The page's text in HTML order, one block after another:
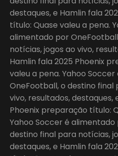
destaques, e Hamlin fala
título: Quase valeu a pena.
alimentado por
notícias, jogos ao vivo,
Hamlin fala 2025 Phoenix
valeu a pena. Yahoo
OneFootball, o destino final
vivo, resultados, destaques,
Phoenix preparação título:
Yahoo Soccer é
destino final para notícias,
destaques, e Hamlin fala